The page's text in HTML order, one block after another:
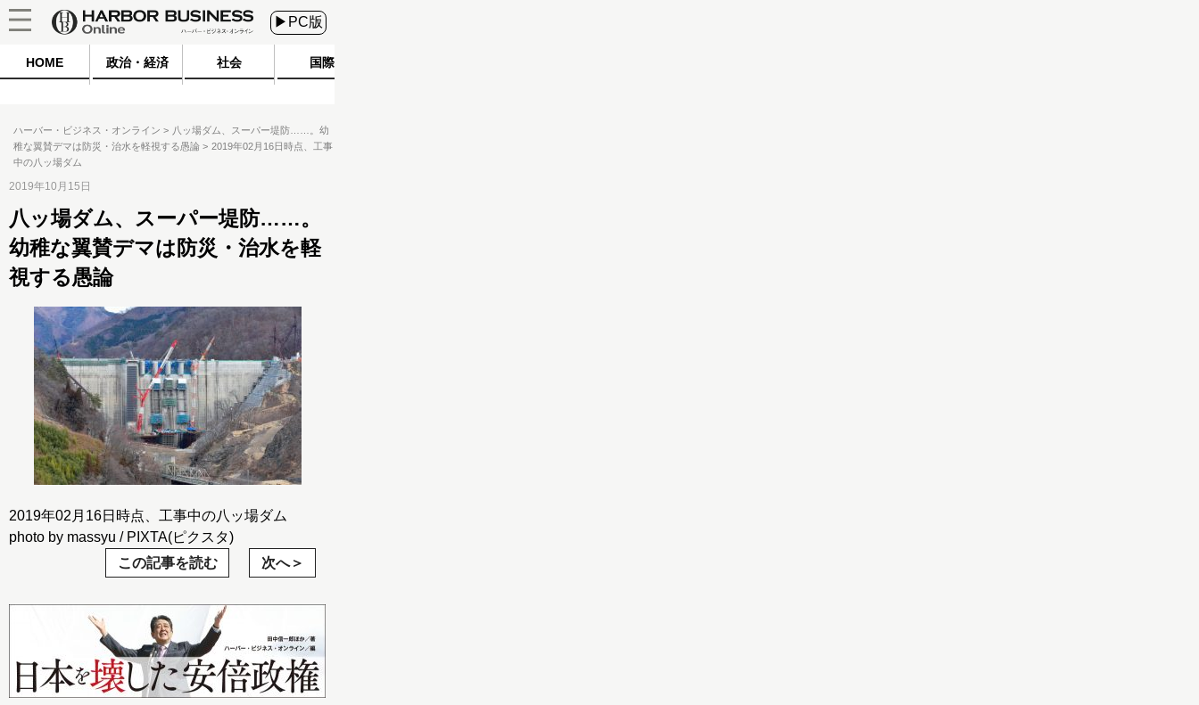
▶PC版
HOME 政治・経済 社会 国際
ハーバー・ビジネス・オンライン
八ッ場ダム、スーパー堤防……。幼
稚な翼賛デマは防災・治水を軽視する愚論
2019年02月16日時点、工事
中の八ッ場ダム
2019年10月15日
八ッ場ダム、スーパー堤防……。
幼稚な翼賛デマは防災・治水を軽
視する愚論
2019年02月16日時点、工事中の八ッ場ダム
photo by massyu / PIXTA(ピクスタ)
この記事を読む
次へ